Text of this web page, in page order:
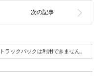
トラックバックは利用できません。